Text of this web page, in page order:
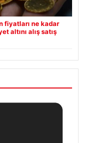
fiyatları ne kadar
altını alış satış